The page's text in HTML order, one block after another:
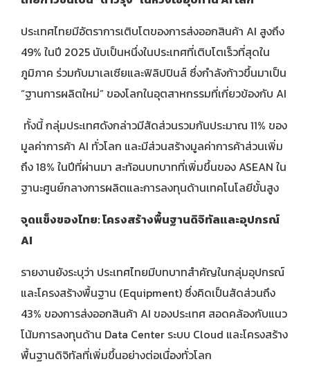
ประเทศไทยมีอัตราการเติบโตของการส่งออกสินค้า AI สูงถึง
49% ในปี 2025 นับเป็นหนึ่งในประเทศที่เติบโตเร็วที่สุดใน
ภูมิภาค ร่วมกับมาเลเซียและฟิลิปปินส์ ซึ่งกำลังก้าวขึ้นมาเป็น
“ฐานการผลิตใหม่” ของโลกในอุตสาหกรรมที่เกี่ยวข้องกับ AI
ทั้งนี้ กลุ่มประเทศดังกล่าวมีสัดส่วนรวมกันประมาณ 11% ของ
มูลค่าการค้า AI ทั่วโลก และมีส่วนสร้างมูลค่าการค้าส่วนเพิ่ม
ถึง 18% ในปีที่ผ่านมา สะท้อนบทบาทที่เพิ่มขึ้นของ ASEAN ใน
ฐานะศูนย์กลางการผลิตและการลงทุนด้านเทคโนโลยีขั้นสูง
จุดแข็งของไทย: โครงสร้างพื้นฐานดิจิทัลและอุปกรณ์
AI
รายงานยังระบุว่า ประเทศไทยมีบทบาทสำคัญในกลุ่มอุปกรณ์
และโครงสร้างพื้นฐาน (Equipment) ซึ่งคิดเป็นสัดส่วนถึง
43% ของการส่งออกสินค้า AI ของประเทศ สอดคล้องกับแนว
โน้มการลงทุนด้าน Data Center ระบบ Cloud และโครงสร้าง
พื้นฐานดิจิทัลที่เพิ่มขึ้นอย่างต่อเนื่องทั่วโลก